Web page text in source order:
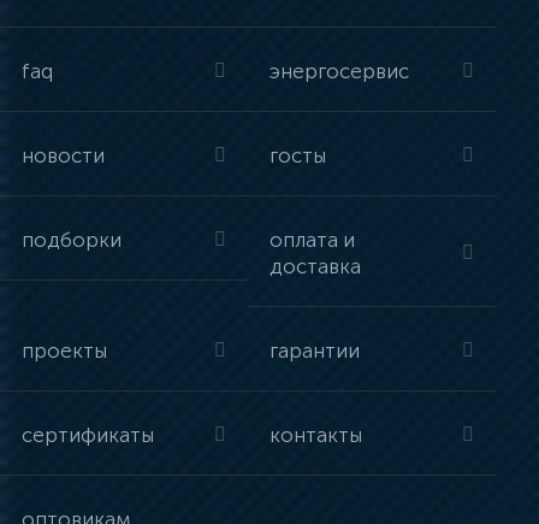
faq энергосервис
новости госты
подборки
оплата и
доставка
проекты гарантии
сертификаты контакты
оптовикам